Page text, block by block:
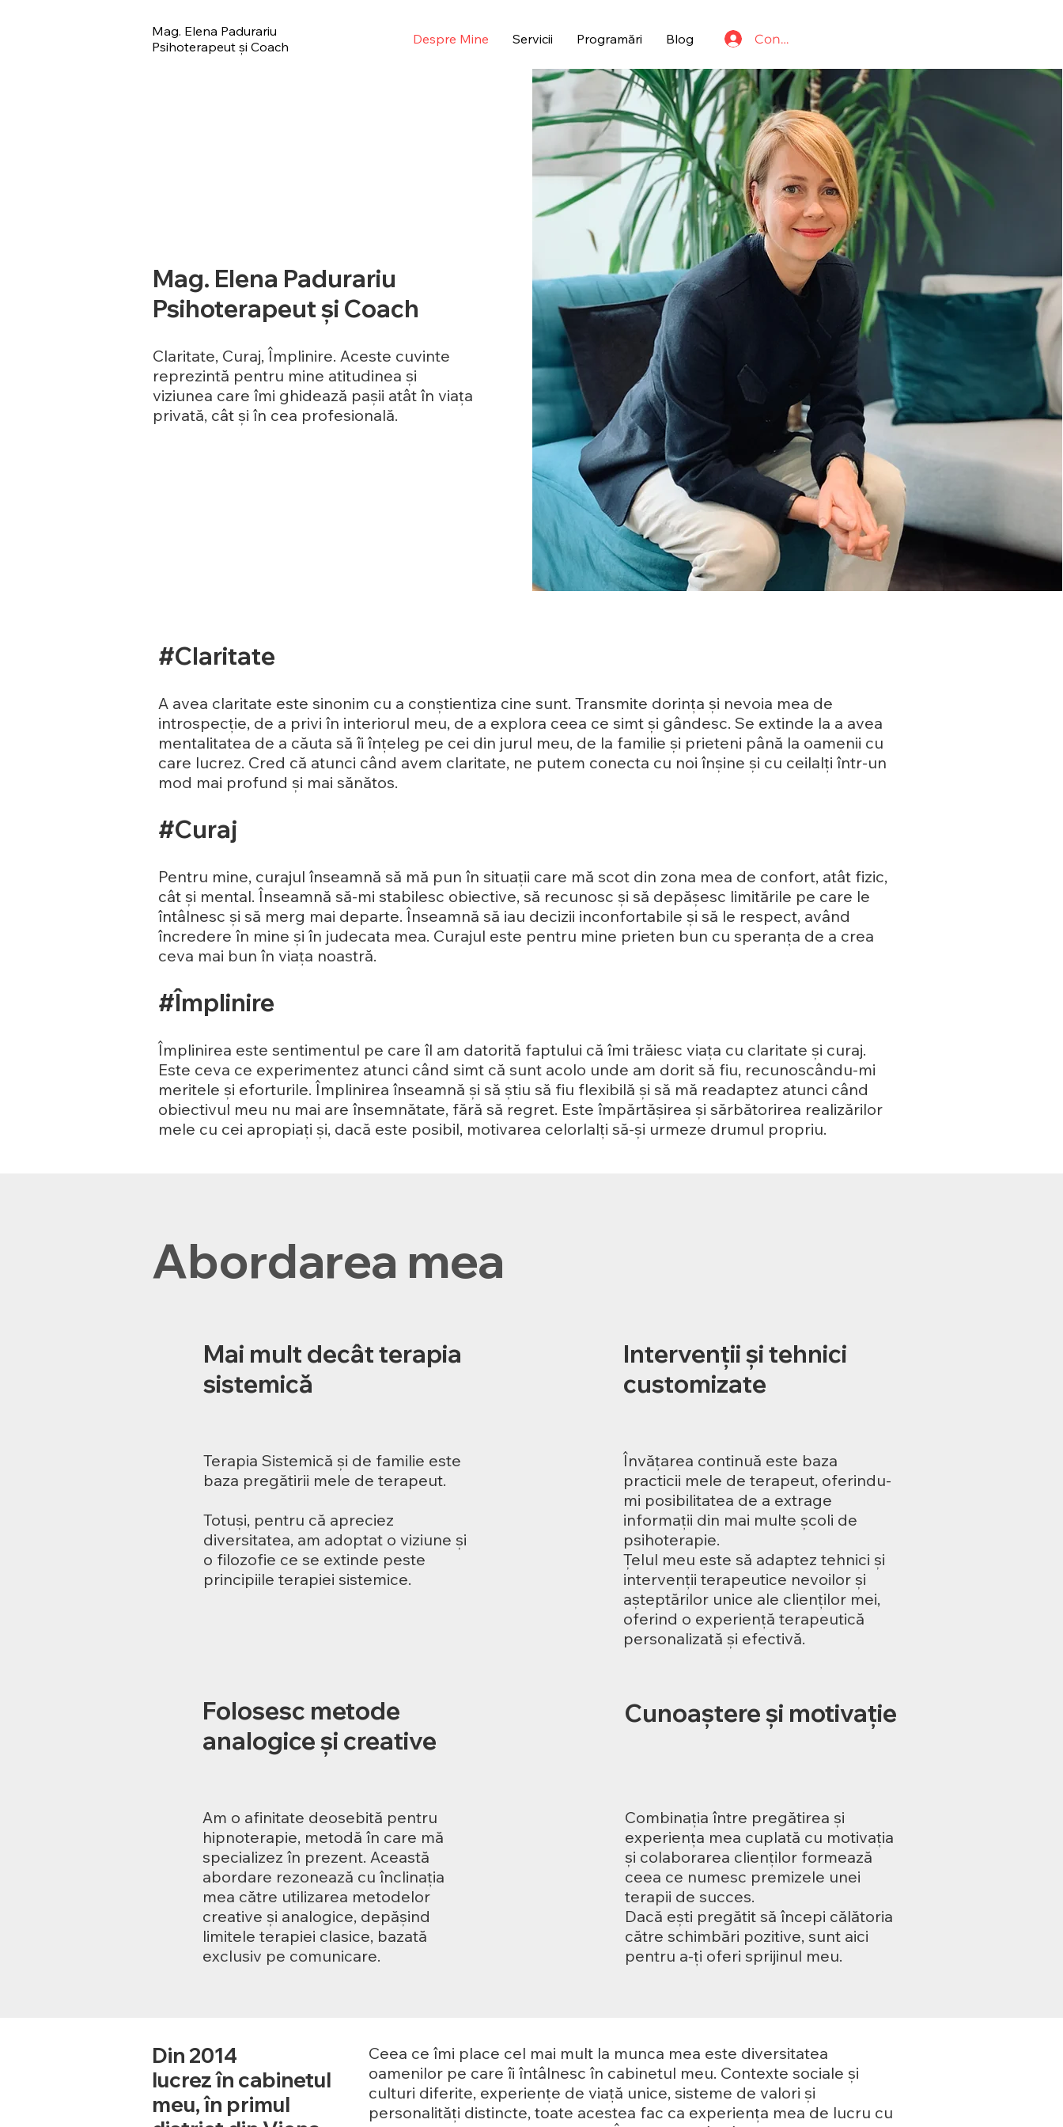
Mag. Elena Padurariu
Psihoterapeut și Coach
Despre Mine Servicii Programări Blog Conectează-te
Mag. Elena Padurariu
Psihoterapeut și Coach
Claritate, Curaj, Împlinire. Aceste cuvinte
reprezintă pentru mine atitudinea și
viziunea care îmi ghidează pașii atât în viața
privată, cât și în cea profesională.
#Claritate
A avea claritate este sinonim cu a conștientiza cine sunt. Transmite dorința și nevoia mea de
introspecție, de a privi în interiorul meu, de a explora ceea ce simt și gândesc. Se extinde la a avea
mentalitatea de a căuta să îi înțeleg pe cei din jurul meu, de la familie și prieteni până la oamenii cu
care lucrez. Cred că atunci când avem claritate, ne putem conecta cu noi înșine și cu ceilalți într-un
mod mai profund și mai sănătos.
#Curaj
Pentru mine, curajul înseamnă să mă pun în situații care mă scot din zona mea de confort, atât fizic,
cât și mental. Înseamnă să-mi stabilesc obiective, să recunosc și să depășesc limitările pe care le
întâlnesc și să merg mai departe. Înseamnă să iau decizii inconfortabile și să le respect, având
încredere în mine și în judecata mea. Curajul este pentru mine prieten bun cu speranța de a crea
ceva mai bun în viața noastră.
#Împlinire
Împlinirea este sentimentul pe care îl am datorită faptului că îmi trăiesc viața cu claritate și curaj.
Este ceva ce experimentez atunci când simt că sunt acolo unde am dorit să fiu, recunoscându-mi
meritele și eforturile. Împlinirea înseamnă și să știu să fiu flexibilă și să mă readaptez atunci când
obiectivul meu nu mai are însemnătate, fără să regret. Este împărtășirea și sărbătorirea realizărilor
mele cu cei apropiați și, dacă este posibil, motivarea celorlalți să-și urmeze drumul propriu.
Abordarea mea
Mai mult decât terapia
sistemică
Terapia Sistemică și de familie este
baza pregătirii mele de terapeut.
Totuși, pentru că apreciez
diversitatea, am adoptat o viziune și
o filozofie ce se extinde peste
principiile terapiei sistemice.
Folosesc metode
analogice și creative
Am o afinitate deosebită pentru
hipnoterapie, metodă în care mă
specializez în prezent. Această
abordare rezonează cu înclinația
mea către utilizarea metodelor
creative și analogice, depășind
limitele terapiei clasice, bazată
exclusiv pe comunicare.
Intervenții și tehnici
customizate
Învățarea continuă este baza
practicii mele de terapeut, oferindu-
mi posibilitatea de a extrage
informații din mai multe școli de
psihoterapie.
Țelul meu este să adaptez tehnici și
intervenții terapeutice nevoilor și
așteptărilor unice ale clienților mei,
oferind o experiență terapeutică
personalizată și efectivă.
Cunoaștere și motivație
Combinația între pregătirea și
experiența mea cuplată cu motivația
și colaborarea clienților formează
ceea ce numesc premizele unei
terapii de succes.
Dacă ești pregătit să începi călătoria
către schimbări pozitive, sunt aici
pentru a-ți oferi sprijinul meu.
Din 2014
lucrez în cabinetul
meu, în primul
Ceea ce îmi place cel mai mult la munca mea este diversitatea
oamenilor pe care îi întâlnesc în cabinetul meu. Contexte sociale și
culturi diferite, experiențe de viață unice, sisteme de valori și
personalități distincte, toate acestea fac ca experiența mea de lucru cu